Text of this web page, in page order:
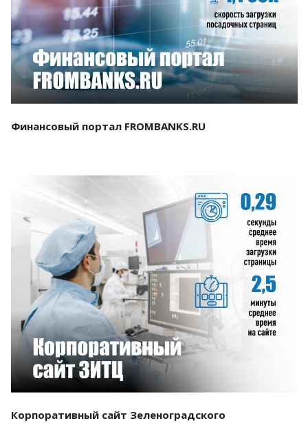
Смотреть проект
Финансовый портал FROMBANKS.RU
Смотреть проект
Корпоративный сайт Зеленоградского